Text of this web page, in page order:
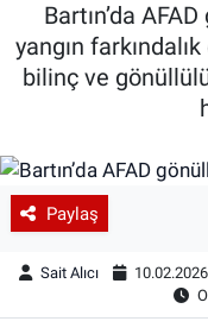
Bartın’da
yangın
bilinç ve
Paylaş
Sait Alıcı